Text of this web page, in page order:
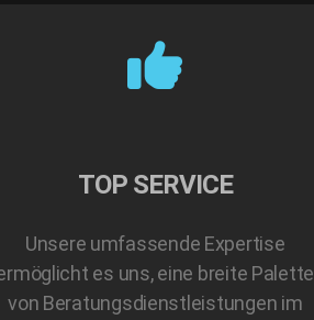
TOP SERVICE
Unsere umfassende Expertise
es uns, eine breite Palette
von Beratungsdienstleistungen im